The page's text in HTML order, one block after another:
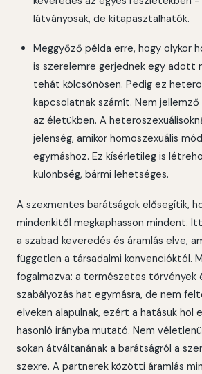
látványosak, de kitapasztalhatók.
Meggyőző példa erre, hogy olykor
is szerelemre gerjednek egy adott
tehát kölcsönösen. Pedig ez
kapcsolatnak számít. Nem
az életükben. A
jelenség, amikor homoszexuális
egymáshoz. Ez kísérletileg is
különbség, bármi lehetséges.
A szexmentes barátságok elősegítik,
mindenkitől megkaphasson mindent.
a szabad keveredés és áramlás elve,
független a társadalmi konvencióktól.
fogalmazva: a természetes törvények
szabályozás hat egymásra, de nem
elveken alapulnak, ezért a hatásuk hol
hasonló irányba mutató. Nem
sokan átváltanának a barátságról a
szexre. A partnerek közötti áramlás